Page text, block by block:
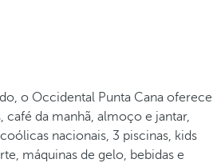
o Occidental Punta Cana oferece
café da manhã, almoço e jantar,
nacionais, 3 piscinas, kids
máquinas de gelo, bebidas e